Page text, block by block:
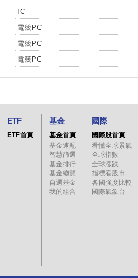
IC
電競PC
電競PC
電競PC
ETF
ETF首頁
基金
基金首頁
基金速配
智慧篩選
基金排行
基金總覽
自選基金
我的組合
國際
國際股首頁
看懂全球景氣
全球指數
全球漲跌
指標看股市
各國強度比較
國際氣象台